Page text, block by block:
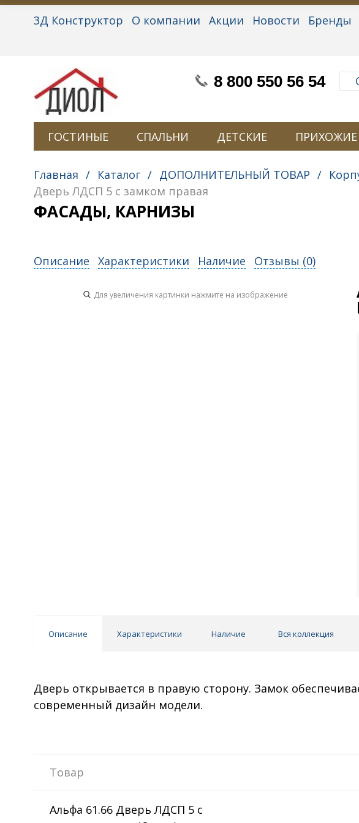
3Д Конструктор О компании Акции Новости Бренды
8 800 550 56 54
ГОСТИНЫЕ СПАЛЬНИ ДЕТСКИЕ ПРИХОЖИЕ
Главная / Каталог / ДОПОЛНИТЕЛЬНЫЙ ТОВАР /
Дверь ЛДСП 5 с замком правая
ФАСАДЫ, КАРНИЗЫ
Описание Характеристики Наличие Отзывы (0)
Для увеличения картинки нажмите на изображение
Описание Характеристики Наличие Вся коллекция
Дверь открывается в правую сторону. Замок
современный дизайн модели.
Товар
Альфа 61.66 Дверь ЛДСП 5 с